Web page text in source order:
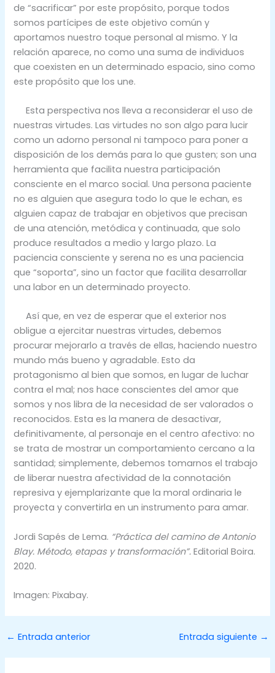
de “sacrificar” por este propósito, porque todos
somos partícipes de este objetivo común y
aportamos nuestro toque personal al mismo. Y la
relación aparece, no como una suma de individuos
que coexisten en un determinado espacio, sino como
este propósito que los une.
Esta perspectiva nos lleva a reconsiderar el uso de
nuestras virtudes. Las virtudes no son algo para lucir
como un adorno personal ni tampoco para poner a
disposición de los demás para lo que gusten; son una
herramienta que facilita nuestra participación
consciente en el marco social. Una persona paciente
no es alguien que asegura todo lo que le echan, es
alguien capaz de trabajar en objetivos que precisan
de una atención, metódica y continuada, que solo
produce resultados a medio y largo plazo. La
paciencia consciente y serena no es una paciencia
que “soporta”, sino un factor que facilita desarrollar
una labor en un determinado proyecto.
Así que, en vez de esperar que el exterior nos
obligue a ejercitar nuestras virtudes, debemos
procurar mejorarlo a través de ellas, haciendo nuestro
mundo más bueno y agradable. Esto da
protagonismo al bien que somos, en lugar de luchar
contra el mal; nos hace conscientes del amor que
somos y nos libra de la necesidad de ser valorados o
reconocidos. Esta es la manera de desactivar,
definitivamente, al personaje en el centro afectivo: no
se trata de mostrar un comportamiento cercano a la
santidad; simplemente, debemos tomarnos el trabajo
de liberar nuestra afectividad de la connotación
represiva y ejemplarizante que la moral ordinaria le
proyecta y convertirla en un instrumento para amar.
Jordi Sapés de Lema. “Práctica del camino de Antonio
Blay. Método, etapas y transformación”. Editorial Boira.
2020.
Imagen: Pixabay.
← Entrada anterior Entrada siguiente →